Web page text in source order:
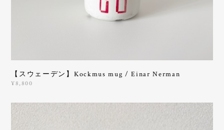
【スウェーデン】Kockmus mug / Einar Nerman
¥8,800